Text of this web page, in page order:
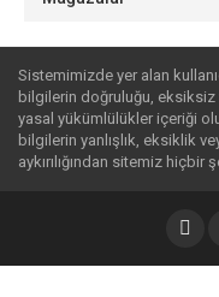
Sistemimizde yer alan
bilgilerin doğruluğu, eksiksiz
yasal yükümlülükler içeriği
bilgilerin yanlışlık, eksiklik
aykırılığından sitemiz